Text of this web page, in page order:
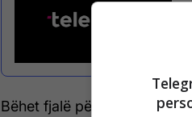
Bëhet fjalë për një imazh të